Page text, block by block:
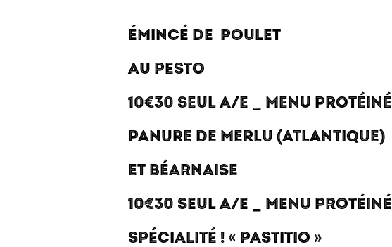
ÉMINCÉ DE POULET
AU PESTO
10€30 SEUL A/E _ MENU PROTÉINÉ
PANURE DE MERLU (ATLANTIQUE)
ET BÉARNAISE
10€30 SEUL A/E _ MENU PROTÉINÉ
SPÉCIALITÉ ! « PASTITIO »